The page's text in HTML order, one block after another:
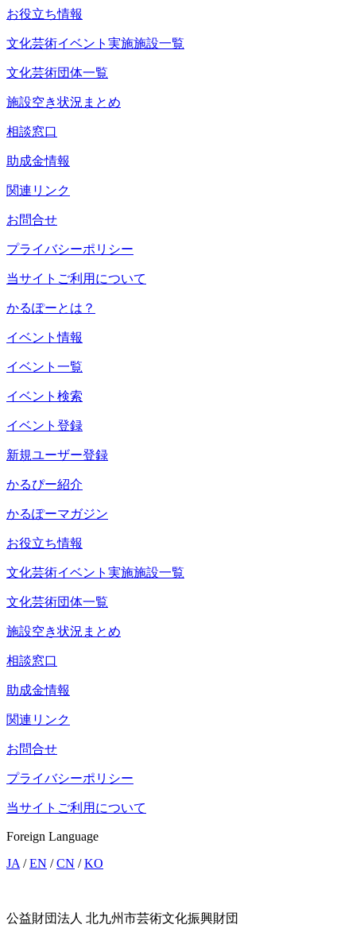
お役立ち情報
文化芸術イベント実施施設一覧
文化芸術団体一覧
施設空き状況まとめ
相談窓口
助成金情報
関連リンク
お問合せ
プライバシーポリシー
当サイトご利用について
かるぽーとは？
イベント情報
イベント一覧
イベント検索
イベント登録
新規ユーザー登録
かるぴー紹介
かるぽーマガジン
お役立ち情報
文化芸術イベント実施施設一覧
文化芸術団体一覧
施設空き状況まとめ
相談窓口
助成金情報
関連リンク
お問合せ
プライバシーポリシー
当サイトご利用について
Foreign Language
JA /EN /CN /KO
公益財団法人 北九州市芸術文化振興財団